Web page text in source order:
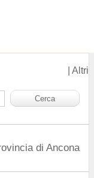
Altri
di Ancona